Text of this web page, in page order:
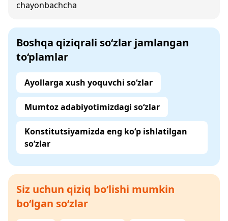
chayonbachcha
Boshqa qiziqrali so‘zlar jamlangan
to‘plamlar
Ayollarga xush yoquvchi so‘zlar
Mumtoz adabiyotimizdagi so‘zlar
Konstitutsiyamizda eng ko‘p ishlatilgan
so‘zlar
Siz uchun qiziq bo‘lishi mumkin
bo‘lgan so‘zlar